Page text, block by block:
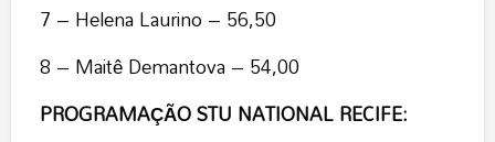
7 – Helena Laurino – 56,50
8 – Maitê Demantova – 54,00
PROGRAMAÇÃO STU NATIONAL RECIFE: